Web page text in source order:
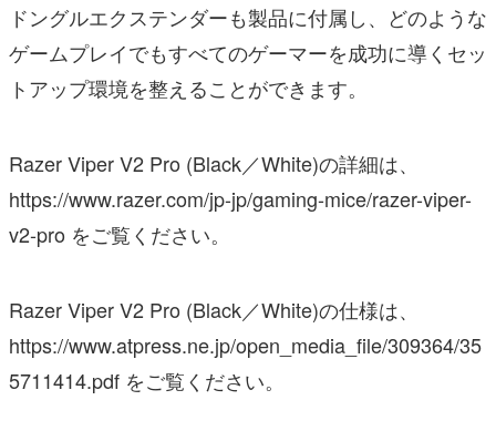
ドングルエクステンダーも製品に付属し、どのような
ゲームプレイでもすべてのゲーマーを成功に導くセッ
トアップ環境を整えることができます。
Razer Viper V2 Pro (Black／White)の詳細は、
https://www.razer.com/jp-jp/gaming-mice/razer-viper-
v2-pro をご覧ください。
Razer Viper V2 Pro (Black／White)の仕様は、
https://www.atpress.ne.jp/open_media_file/309364/35
5711414.pdf をご覧ください。